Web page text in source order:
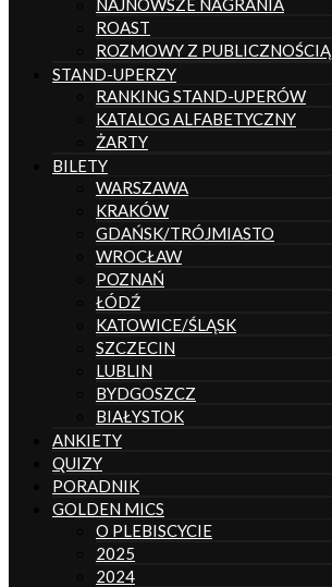
NAJNOWSZE NAGRANIA
ROAST
ROZMOWY Z PUBLICZNOŚCIĄ
STAND-UPERZY
RANKING STAND-UPERÓW
KATALOG ALFABETYCZNY
ŻARTY
BILETY
WARSZAWA
KRAKÓW
GDAŃSK/TRÓJMIASTO
WROCŁAW
POZNAŃ
ŁÓDŹ
KATOWICE/ŚLĄSK
SZCZECIN
LUBLIN
BYDGOSZCZ
BIAŁYSTOK
ANKIETY
QUIZY
PORADNIK
GOLDEN MICS
O PLEBISCYCIE
2025
2024